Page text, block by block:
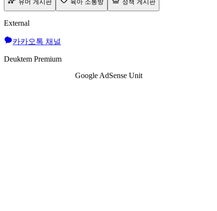
유머 게시판 육아 소통방 정책 게시판
External
카카오톡 채널
Deuktem Premium
Google AdSense Unit